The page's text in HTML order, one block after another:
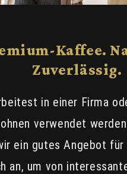
Kaffee.
Zuverlässig.
in einer Firma
verwendet
ein gutes Angebot für
an, um von